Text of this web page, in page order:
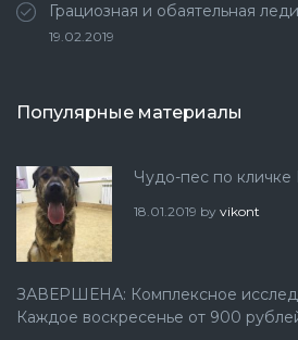
Грациозная и обаятельная
19.02.2019
Популярные материалы
Чудо-пес по кличке
18.01.2019 by vikont
ЗАВЕРШЕНА: Комплексное
Каждое воскресенье от 900